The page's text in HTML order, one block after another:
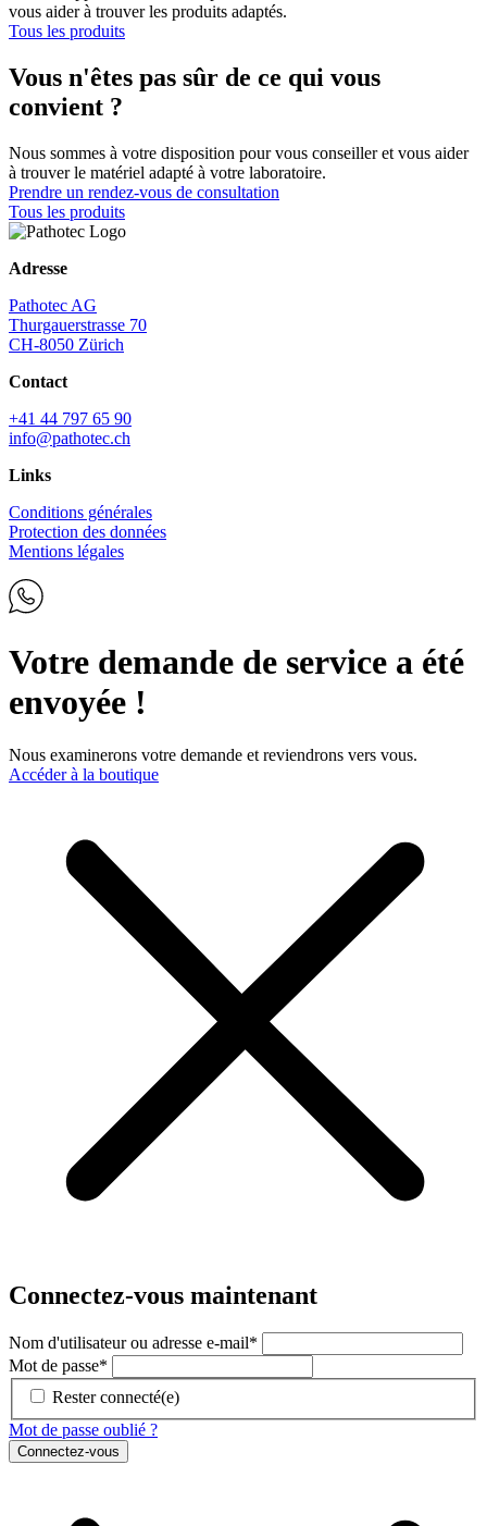
vous aider à trouver les produits adaptés.
Tous les produits
Vous n'êtes pas sûr de ce qui vous
convient ?
Nous sommes à votre disposition pour vous conseiller et vous aider
à trouver le matériel adapté à votre laboratoire.
Prendre un rendez-vous de consultation
Tous les produits
Adresse
Pathotec AG
Thurgauerstrasse 70
CH-8050 Zürich
Contact
+41 44 797 65 90
info@pathotec.ch
Links
Conditions générales
Protection des données
Mentions légales
Votre demande de service a été
envoyée !
Nous examinerons votre demande et reviendrons vers vous.
Accéder à la boutique
Connectez-vous maintenant
Nom d'utilisateur ou adresse e-mail*
Mot de passe*
Rester connecté(e)
Mot de passe oublié ?
Connectez-vous